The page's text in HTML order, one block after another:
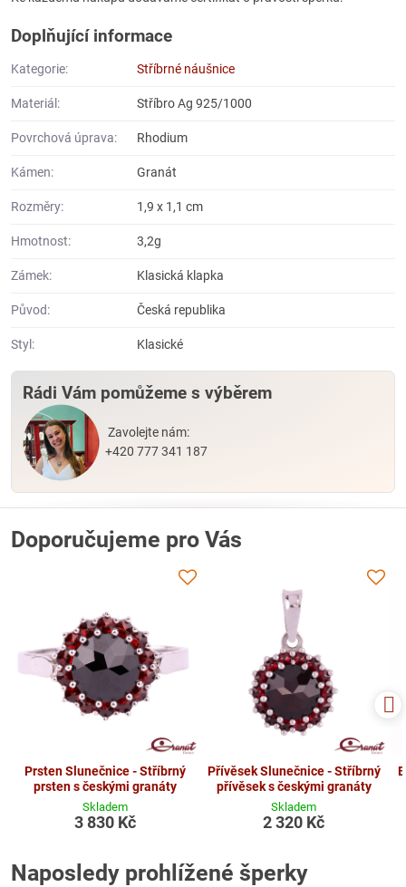
Doplňující informace
Kategorie: Stříbrné náušnice
Materiál: Stříbro Ag 925/1000
Povrchová úprava: Rhodium
Kámen: Granát
Rozměry: 1,9 x 1,1 cm
Hmotnost: 3,2g
Zámek: Klasická klapka
Původ: Česká republika
Styl: Klasické
Rádi Vám pomůžeme s výběrem
Zavolejte nám:
+420 777 341 187
Doporučujeme pro Vás
Prsten Slunečnice - Stříbrný
prsten s českými granáty
Skladem
3 830 Kč
Přívěsek Slunečnice - Stříbrný
přívěsek s českými granáty
Skladem
2 320 Kč
Naposledy prohlížené šperky